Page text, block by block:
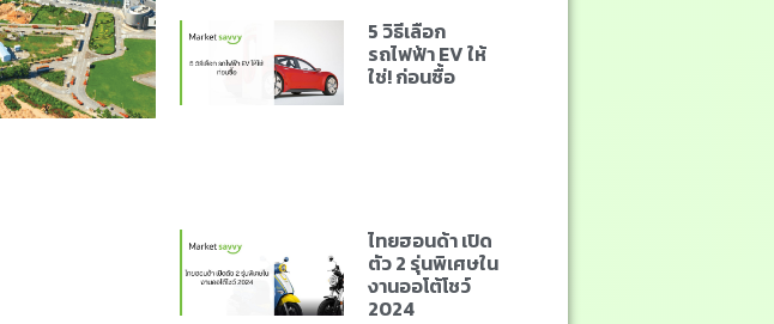
5 วิธีเลือก
รถไฟฟ้า EV ให้
ใช่! ก่อนซื้อ
ไทยฮอนด้า เปิด
ตัว 2 รุ่นพิเศษใน
งานออโต้โชว์
2024